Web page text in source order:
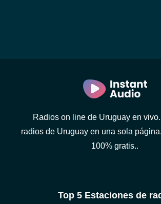
Radios on line de Uruguay en
radios de Uruguay en una sola
100% gratis..
Top 5 Estaciones de